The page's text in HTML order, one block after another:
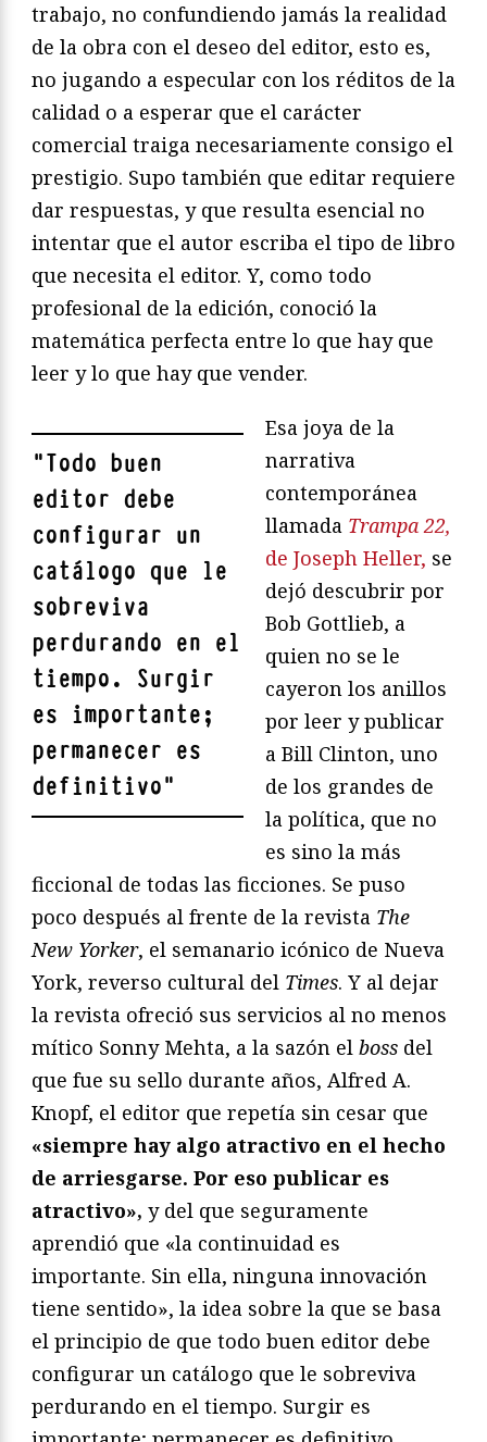
trabajo, no confundiendo jamás la realidad
de la obra con el deseo del editor, esto es,
no jugando a especular con los réditos de la
calidad o a esperar que el carácter
comercial traiga necesariamente consigo el
prestigio. Supo también que editar requiere
dar respuestas, y que resulta esencial no
intentar que el autor escriba el tipo de libro
que necesita el editor. Y, como todo
profesional de la edición, conoció la
matemática perfecta entre lo que hay que
leer y lo que hay que vender.
"Todo buen
editor debe
configurar un
catálogo que le
sobreviva
perdurando en el
tiempo. Surgir
es importante;
permanecer es
definitivo"
Esa joya de la
narrativa
contemporánea
llamada Trampa 22,
de Joseph Heller, se
dejó descubrir por
Bob Gottlieb, a
quien no se le
cayeron los anillos
por leer y publicar
a Bill Clinton, uno
de los grandes de
la política, que no
es sino la más
ficcional de todas las ficciones. Se puso
poco después al frente de la revista The
New Yorker, el semanario icónico de Nueva
York, reverso cultural del Times. Y al dejar
la revista ofreció sus servicios al no menos
mítico Sonny Mehta, a la sazón el boss del
que fue su sello durante años, Alfred A.
Knopf, el editor que repetía sin cesar que
«siempre hay algo atractivo en el hecho
de arriesgarse. Por eso publicar es
atractivo», y del que seguramente
aprendió que «la continuidad es
importante. Sin ella, ninguna innovación
tiene sentido», la idea sobre la que se basa
el principio de que todo buen editor debe
configurar un catálogo que le sobreviva
perdurando en el tiempo. Surgir es